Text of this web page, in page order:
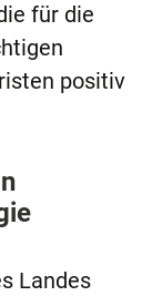
für die
positiv
Landes